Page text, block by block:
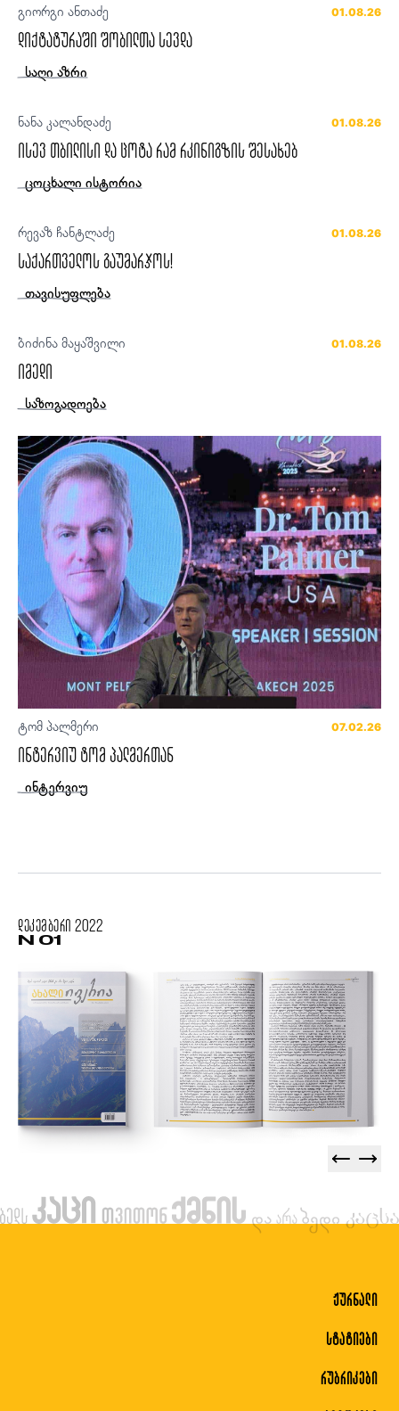
გიორგი ანთაძე 01.08.26
დიქტატურაში შობილთა სევდა
საღი აზრი
ნანა კალანდაძე 01.08.26
ისევ თბილისი და ცოტა რამ რკინიგზის შესახებ
ცოცხალი ისტორია
რევაზ ჩანტლაძე 01.08.26
საქართველოს გაუმარჯოს!
თავისუფლება
ბიძინა მაყაშვილი 01.08.26
იმედი
საზოგადოება
ტომ პალმერი 07.02.26
ინტერვიუ ტომ პალმერთან
ინტერვიუ
დეკემბერი 2022
N 01
ჟურნალი
სტატიები
რუბრიკები